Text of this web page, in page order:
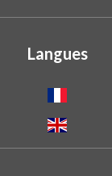
Langues